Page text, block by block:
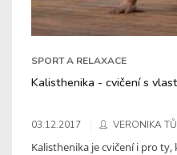
SPORT A RELAXACE
Kalisthenika - cvičení s
03.12.2017 VERONIKA
Kalisthenika je cvičení i pro